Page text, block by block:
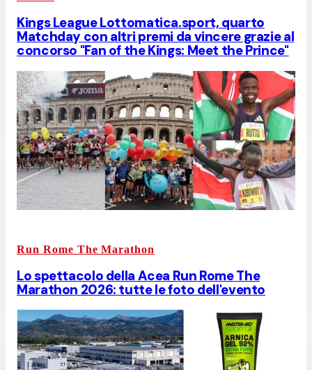
Kings League Lottomatica.sport, quarto
Matchday con altri premi da vincere grazie al
concorso "Fan of the Kings: Meet the Prince"
Run Rome The Marathon
Lo spettacolo della Acea Run Rome The
Marathon 2026: tutte le foto dell'evento